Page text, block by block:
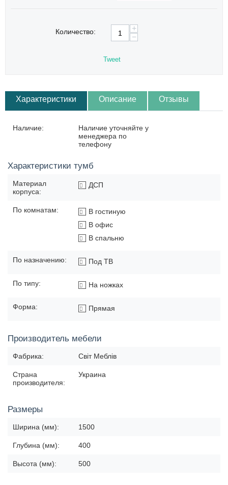
Количество:
+
−
Tweet
Характеристики Описание Отзывы
Наличие:
Наличие уточняйте у
менеджера по
телефону
Характеристики тумб
Материал
корпуса:
ДСП
По комнатам:
В гостиную
В офис
В спальню
По назначению: Под ТВ
По типу: На ножках
Форма: Прямая
Производитель мебели
Фабрика: Світ Меблів
Страна
производителя:
Украина
Размеры
Ширина (мм): 1500
Глубина (мм): 400
Высота (мм): 500